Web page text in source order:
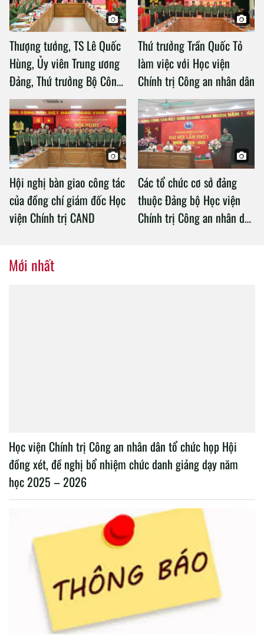
Thượng tướng, TS Lê Quốc
Hùng, Ủy viên Trung ương
Đảng, Thứ trưởng Bộ Công
an làm việc với Học viện
Chính trị Công an nhân dân
Thứ trưởng Trần Quốc Tỏ
làm việc với Học viện
Chính trị Công an nhân dân
Hội nghị bàn giao công tác
của đồng chí giám đốc Học
viện Chính trị CAND
Các tổ chức cơ sở đảng
thuộc Đảng bộ Học viện
Chính trị Công an nhân dân
Mới nhất
Học viện Chính trị Công an nhân dân tổ chức họp Hội
đồng xét, đề nghị bổ nhiệm chức danh giảng dạy năm
học 2025 – 2026